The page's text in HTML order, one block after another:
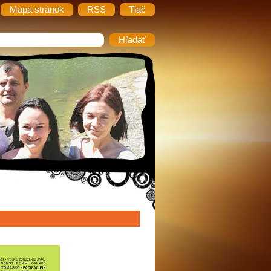
Mapa stránok RSS Tlač